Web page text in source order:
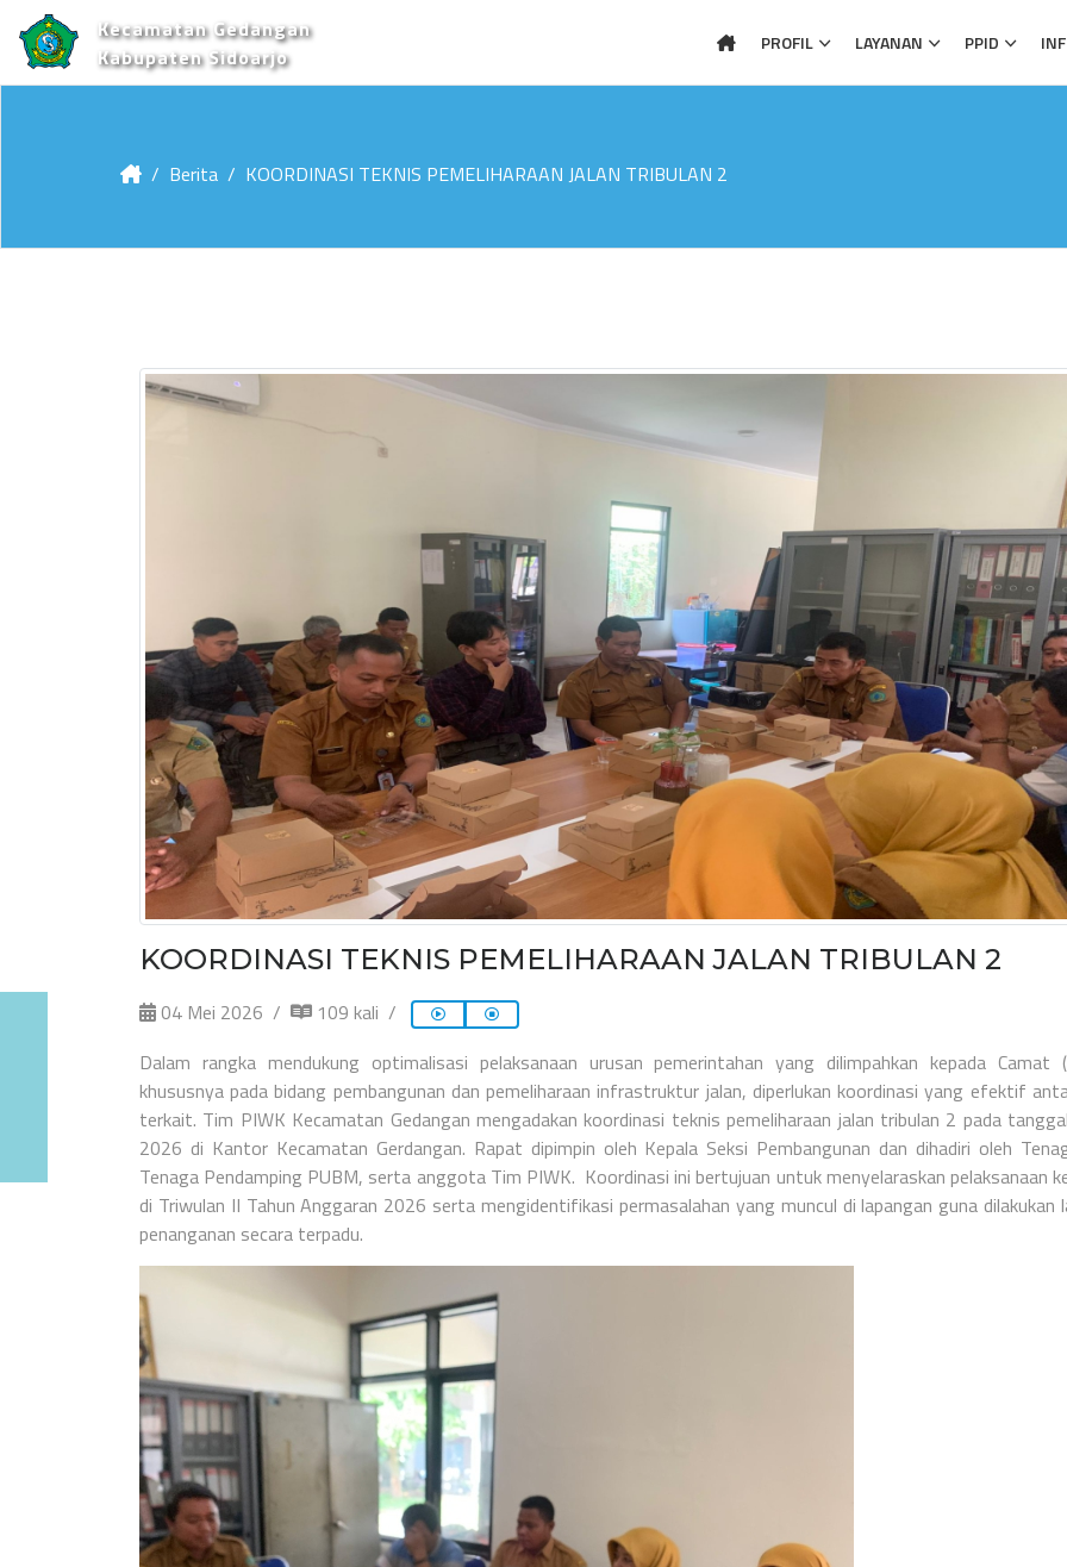
Kecamatan Gedangan
Kabupaten Sidoarjo
PROFIL LAYANAN PPID
Berita KOORDINASI TEKNIS PEMELIHARAAN JALAN TRIBULAN 2
KOORDINASI TEKNIS PEMELIHARAAN JALAN TRIBULAN 2
04 Mei 2026
109 kali
Dalam rangka mendukung optimalisasi pelaksanaan urusan pemerintahan yang dilimpahkan kepada Camat
khususnya pada bidang pembangunan dan pemeliharaan infrastruktur jalan, diperlukan koordinasi yang efektif
terkait. Tim PIWK Kecamatan Gedangan mengadakan koordinasi teknis pemeliharaan jalan tribulan 2 pada
2026 di Kantor Kecamatan Gerdangan. Rapat dipimpin oleh Kepala Seksi Pembangunan dan dihadiri oleh
Tenaga Pendamping PUBM, serta anggota Tim PIWK. Koordinasi ini bertujuan untuk menyelaraskan pelaksanaan
di Triwulan II Tahun Anggaran 2026 serta mengidentifikasi permasalahan yang muncul di lapangan guna dilakukan
penanganan secara terpadu.